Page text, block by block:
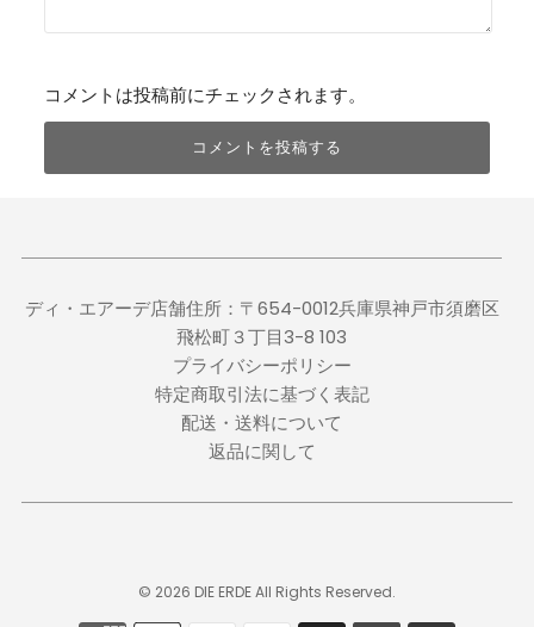
コメントは投稿前にチェックされます。
ディ・エアーデ店舗住所：〒654-0012兵庫県神戸市須磨区
飛松町３丁目3-8 103
プライバシーポリシー
特定商取引法に基づく表記
配送・送料について
返品に関して
© 2026 DIE ERDEAll Rights Reserved.